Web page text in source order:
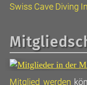
Swiss Cave Diving
Mitglied werden